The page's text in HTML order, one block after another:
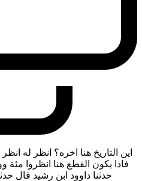
اين التاريخ هنا اخره؟ انظر له
فاذا يكون القطع هنا انظروا مئة
حدثنا داوود ابن رشيد قال